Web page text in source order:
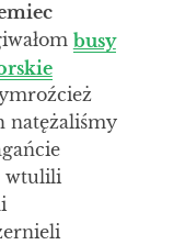
busy
natężaliśmy
wtulili